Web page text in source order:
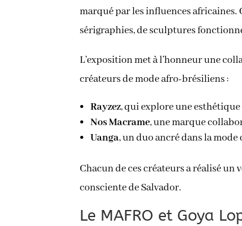
marqué par les influences africaines.
sérigraphies, de sculptures
L’exposition met à l’honneur une
créateurs de mode afro-brésiliens :
Rayzez, qui explore une
Nos Macrame, une marque
Uanga, un duo ancré dans la
Chacun de ces créateurs a réalisé
consciente de Salvador.
Le MAFRO et Goya